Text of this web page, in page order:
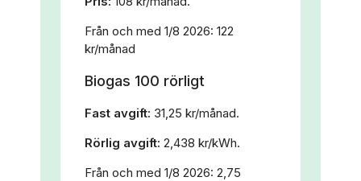
Från och med 1/8 2026: 122
kr/månad
Biogas 100 rörligt
Fast avgift: 31,25 kr/månad.
Rörlig avgift: 2,438 kr/kWh.
Från och med 1/8 2026: 2,75